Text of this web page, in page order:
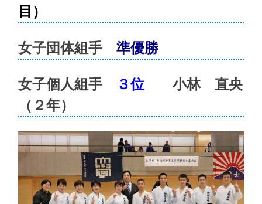
目）
女子団体組手 準優勝
女子個人組手 ３位小林 直央
（２年）